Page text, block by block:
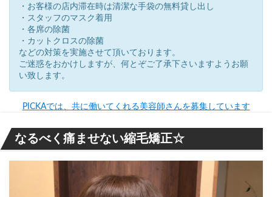
・お客様の店内滞在時は清潔な手袋の無料貸し出し
・スタッフのマスク着用
・各席の除菌
・カットクロスの除菌
などの対策を実施させて頂いております。
ご迷惑をおかけしますが、何とぞご了承下さいますようお願
い致します。
PICKAでは、共に働いてくれる美容師さんを募集しています
なるべく痛ませない縮毛矯正☆